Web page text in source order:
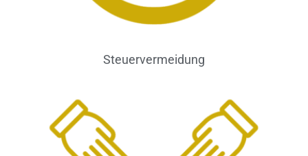
Steuervermeidung